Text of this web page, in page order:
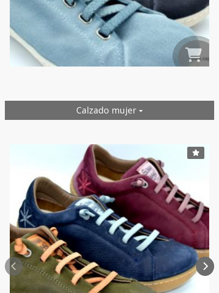
Calzado mujer
Anterior